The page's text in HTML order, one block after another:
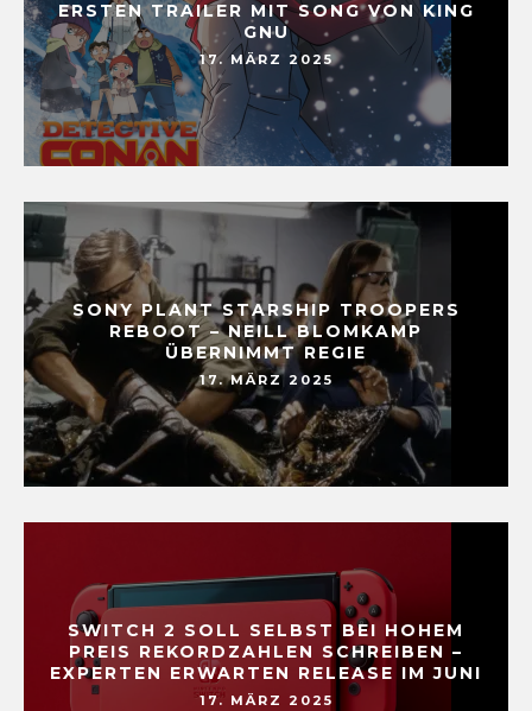
ERSTEN TRAILER MIT SONG VON KING
GNU
17. MÄRZ 2025
SONY PLANT STARSHIP TROOPERS
REBOOT – NEILL BLOMKAMP
ÜBERNIMMT REGIE
17. MÄRZ 2025
SWITCH 2 SOLL SELBST BEI HOHEM
PREIS REKORDZAHLEN SCHREIBEN –
EXPERTEN ERWARTEN RELEASE IM JUNI
17. MÄRZ 2025